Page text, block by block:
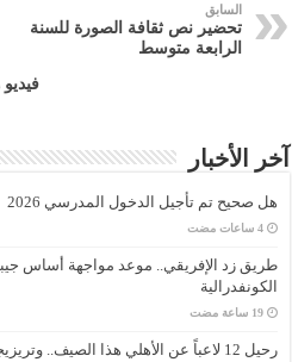
السابق
تحضير نص ثقافة الصورة للسنة
الرابعة متوسط
آخر الأخبار
هل صحيح تم تأجيل الدخول المدرسي 2026
‏4 ساعات مضت
طريق زد الإفريقي.. موعد مواجهة أساس
الكونفدرالية
‏19 ساعة مضت
رحيل 12 لاعباً عن الأهلي هذا الصيف.. وتريزيجيه وديانج وبن رمضان في المقدمة